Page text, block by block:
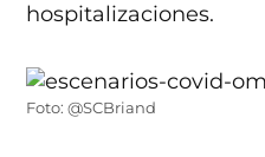
hospitalizaciones.
Foto: @SCBriand